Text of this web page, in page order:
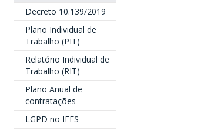
Decreto 10.139/2019
Plano Individual de
Trabalho (PIT)
Relatório Individual de
Trabalho (RIT)
Plano Anual de
contratações
LGPD no IFES